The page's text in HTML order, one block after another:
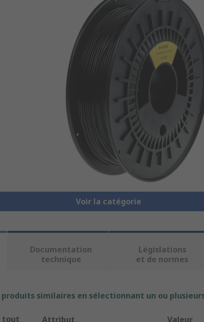
Voir la catégorie
Documentation
technique
Législations
et de normes
produits similaires en sélectionnant un ou
tout Attribut Valeur